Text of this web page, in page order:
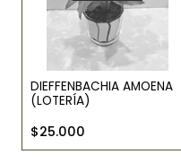
DIEFFENBACHIA AMOENA
(LOTERÍA)
$25.000